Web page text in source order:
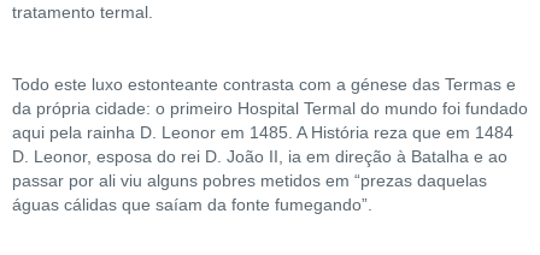
tratamento termal.
Todo este luxo estonteante contrasta com a génese das Termas e
da própria cidade: o primeiro Hospital Termal do mundo foi fundado
aqui pela rainha D. Leonor em 1485. A História reza que em 1484
D. Leonor, esposa do rei D. João II, ia em direção à Batalha e ao
passar por ali viu alguns pobres metidos em “prezas daquelas
águas cálidas que saíam da fonte fumegando”.